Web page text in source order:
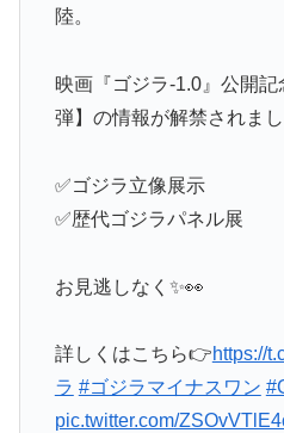
陸。
映画『ゴジラ-1.0』公開
弾】の情報が解禁されまし
✅ゴジラ立像展示
✅歴代ゴジラパネル展
お見逃しなく✨👀
詳しくはこちら👉https://
ラ #ゴジラマイナスワン
pic.twitter.com/